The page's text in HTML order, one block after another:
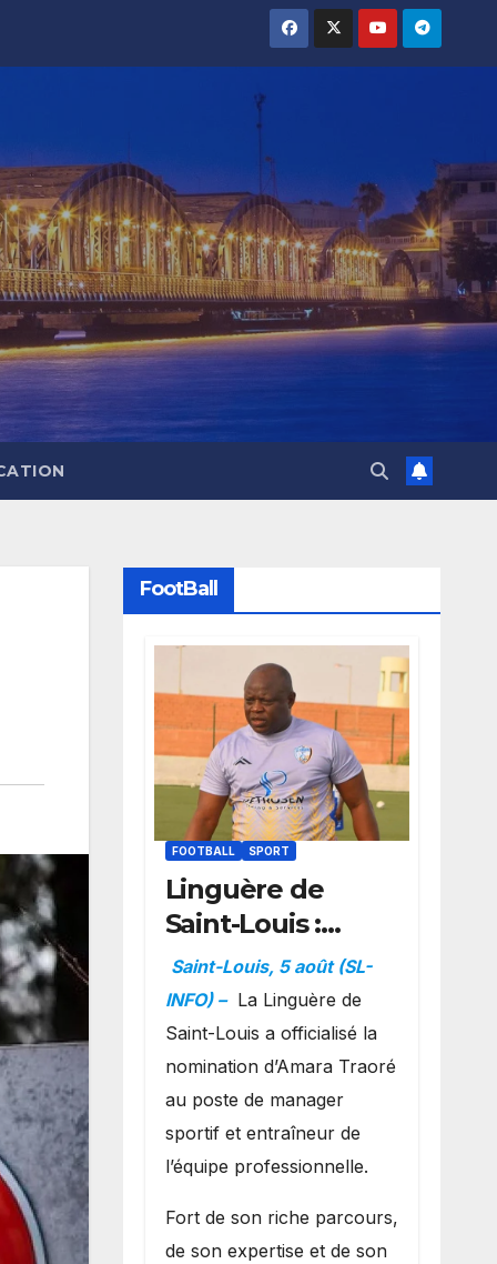
FootBall
FOOTBALL SPORT
Linguère de
Saint-Louis :
Amara Traoré
nommé
manager sportif
et entraîneur de
l’équipe
Saint-Louis, 5 août (SL-
INFO) – La Linguère de
Saint-Louis a officialisé la
nomination d’Amara Traoré
au poste de manager
sportif et entraîneur de
l’équipe professionnelle.
Fort de son riche parcours,
de son expertise et de son